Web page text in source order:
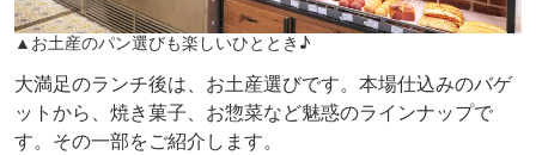
▲お土産のパン選びも楽しいひととき♪
大満足のランチ後は、お土産選びです。本場仕込みのバゲ
ットから、焼き菓子、お惣菜など魅惑のラインナップで
す。その一部をご紹介します。